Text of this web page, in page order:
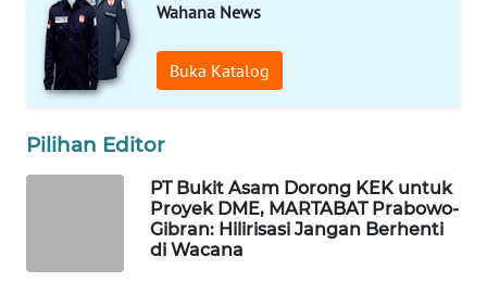
Wahana News
Buka Katalog
Pilihan Editor
PT Bukit Asam Dorong KEK untuk
Proyek DME, MARTABAT Prabowo-
Gibran: Hilirisasi Jangan Berhenti
di Wacana
WAHANANEWS
ID
WAHANANEWS
CO ID
WAHANA